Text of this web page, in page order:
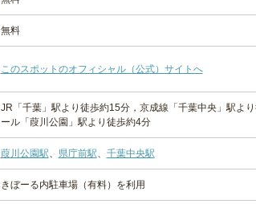
無料
このスポットのオフィシャル（公式）サイトへ
JR「千葉」駅より徒歩約15分，京成線「千葉中央」駅よ
ール「葭川公園」駅より徒歩約4分
葭川公園駅、 県庁前駅、 千葉中央駅
きぼーる内駐車場（有料）を利用